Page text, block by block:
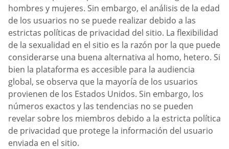
hombres y mujeres. Sin embargo, el análisis de la edad
de los usuarios no se puede realizar debido a las
estrictas políticas de privacidad del sitio. La flexibilidad
de la sexualidad en el sitio es la razón por la que puede
considerarse una buena alternativa al homo, hetero. Si
bien la plataforma es accesible para la audiencia
global, se observa que la mayoría de los usuarios
provienen de los Estados Unidos. Sin embargo, los
números exactos y las tendencias no se pueden
revelar sobre los miembros debido a la estricta política
de privacidad que protege la información del usuario
enviada en el sitio.